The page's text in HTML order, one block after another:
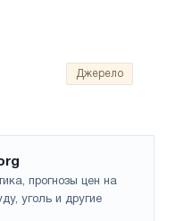
Джерело
прогнозы цен на
уголь и другие